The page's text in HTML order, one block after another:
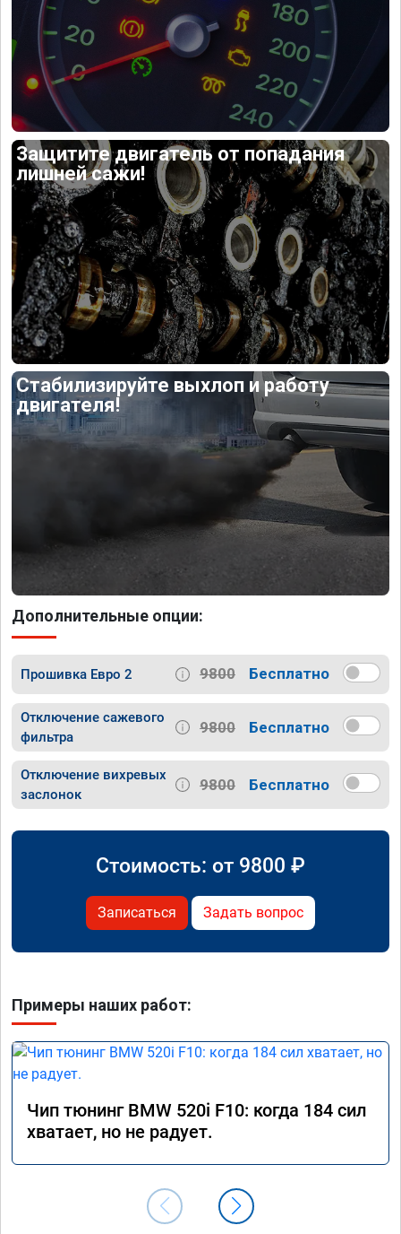
Защитите двигатель от попадания
лишней сажи!
Стабилизируйте выхлоп и работу
двигателя!
Дополнительные опции:
Прошивка Евро 2 9800 Бесплатно
Отключение сажевого
фильтра
9800 Бесплатно
Отключение вихревых
заслонок
9800 Бесплатно
Стоимость: от 9800 ₽
Записаться Задать вопрос
Примеры наших работ:
Чип тюнинг BMW 520i F10: когда 184 сил
хватает, но не радует.